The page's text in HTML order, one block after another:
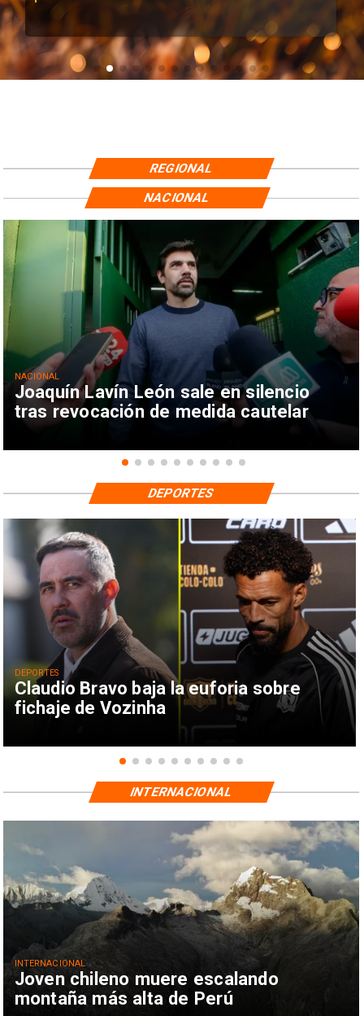
REGIONAL
Joaquín Lavín León sale en silencio
tras revocación de medida cautelar
NACIONAL
NACIONAL
Claudio Bravo baja la euforia sobre
fichaje de Vozinha
DEPORTES
DEPORTES
Joven chileno muere escalando
montaña más alta de Perú
INTERNACIONAL
INTERNACIONAL